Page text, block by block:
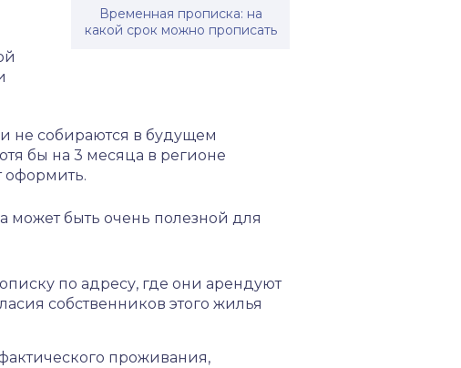
Временная прописка: на
какой срок можно прописать
не собираются в будущем
бы на 3 месяца в регионе
оформить.
быть очень полезной для
по адресу, где они арендуют
собственников этого жилья
проживания,